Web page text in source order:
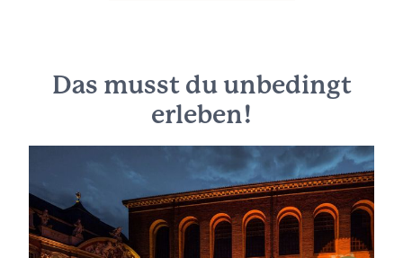
Das musst du unbedingt
erleben!